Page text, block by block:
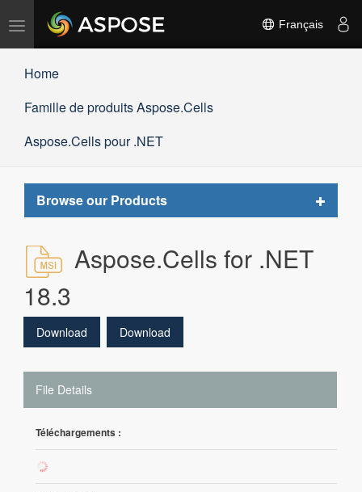
Basculer
Français
Home
Famille de produits Aspose.Cells
Aspose.Cells pour .NET
Browse our Products
Toggle
Aspose.Cells for .NET
18.3
Download Download
File Details
Téléchargements :
82